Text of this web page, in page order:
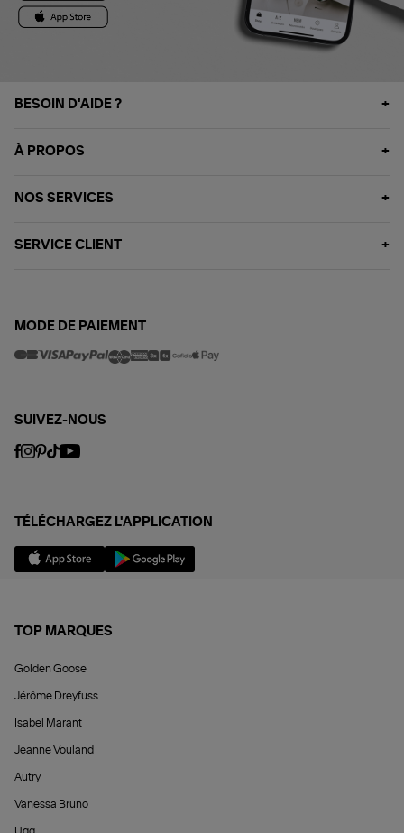
BESOIN D'AIDE ?
À PROPOS
NOS SERVICES
SERVICE CLIENT
MODE DE PAIEMENT
SUIVEZ-NOUS
TÉLÉCHARGEZ L'APPLICATION
TOP MARQUES
Golden Goose
Jérôme Dreyfuss
Isabel Marant
Jeanne Vouland
Autry
Vanessa Bruno